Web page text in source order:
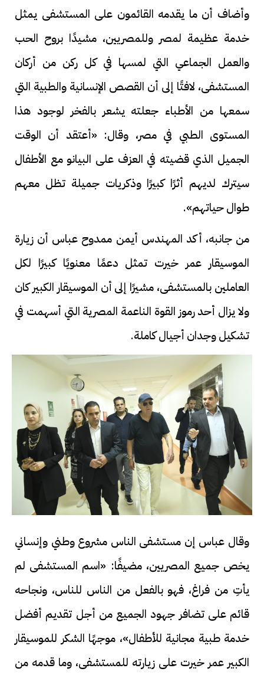
وأضاف أن ما يقدمه القائمون على المستشفى يمثل
خدمة عظيمة لمصر وللمصريين، مشيدًا بروح الحب
والعمل الجماعي التي لمسها في كل ركن من أركان
المستشفى، لافتًا إلى أن القصص الإنسانية والطبية التي
سمعها من الأطباء جعلته يشعر بالفخر لوجود هذا
المستوى الطبي في مصر، وقال: «أعتقد أن الوقت
الجميل الذي قضيته في العزف على البيانو مع الأطفال
سيترك لديهم أثرًا كبيرًا وذكريات جميلة تظل معهم
طوال حياتهم».
من جانبه، أكد المهندس أيمن ممدوح عباس أن زيارة
الموسيقار عمر خيرت تمثل دعمًا معنويًا كبيرًا لكل
العاملين بالمستشفى، مشيرًا إلى أن الموسيقار الكبير كان
ولا يزال أحد رموز القوة الناعمة المصرية التي أسهمت في
تشكيل وجدان أجيال كاملة.
وقال عباس إن مستشفى الناس مشروع وطني وإنساني
يخص جميع المصريين، مضيفًا: «اسم المستشفى لم
يأتِ من فراغ، فهو بالفعل من الناس للناس، ونجاحه
قائم على تضافر جهود الجميع من أجل تقديم أفضل
خدمة طبية مجانية للأطفال»، موجهًا الشكر للموسيقار
الكبير عمر خيرت على زيارته للمستشفى، وما قدمه من